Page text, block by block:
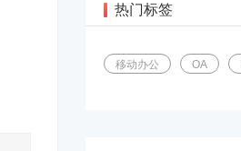
热门标签
移动办公 OA